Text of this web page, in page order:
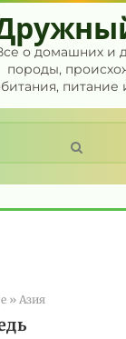
о домашних и
породы,
питание
» Азия